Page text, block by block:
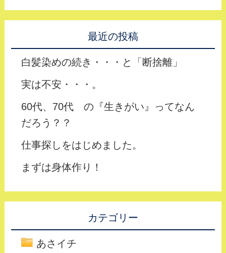
最近の投稿
白髪染めの続き・・・と「断捨離」
実は不安・・・。
60代、70代 の『生きがい』ってなん
だろう？？
仕事探しをはじめました。
まずは身体作り！
カテゴリー
あさイチ